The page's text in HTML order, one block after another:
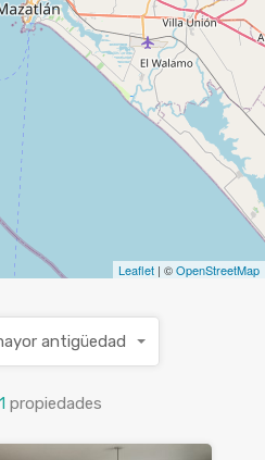
Leaflet | ©OpenStreetMap
1 propiedades
antigüedad